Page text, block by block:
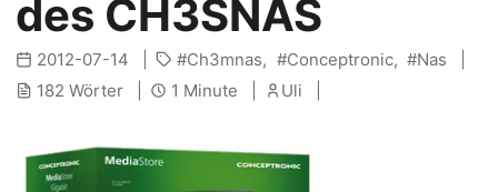
des CH3SNAS
2012-07-14 Ch3mnas Conceptronic
Nas
182 Wörter
1 Minute Uli